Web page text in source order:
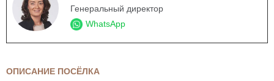
Генеральный директор
WhatsApp
ОПИСАНИЕ ПОСЁЛКА